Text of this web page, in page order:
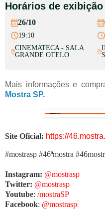
Horários de exibição
26/10
19:10
CINEMATECA - SALA
GRANDE OTELO
Mais informações e
Mostra SP.
Site Oficial: https://
#mostrasp #46ªmostra
Instagram: @mostrasp
Twitter: @mostrasp
Youtube: /mostraSP
Facebook: @mostrasp